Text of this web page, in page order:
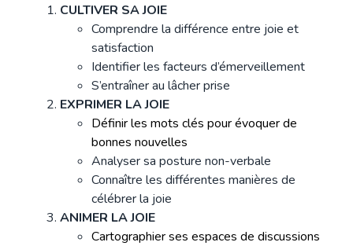
CULTIVER SA JOIE
Comprendre la différence entre joie et
satisfaction
Identifier les facteurs d’émerveillement
S’entraîner au lâcher prise
EXPRIMER LA JOIE
Définir les mots clés pour évoquer de
bonnes nouvelles
Analyser sa posture non-verbale
Connaître les différentes manières de
célébrer la joie
ANIMER LA JOIE
Cartographier ses espaces de discussions